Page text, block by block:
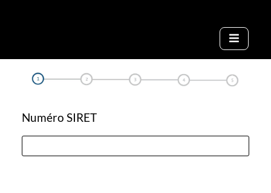
Numéro SIRET